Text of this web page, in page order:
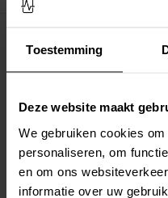
Toestemming
Deze website maakt
We gebruiken cookies
personaliseren, om
en om ons
informatie over uw
Altijd gratis verzending
Snelle levering met
Verstuurd vanuit ons
Veilig betalen met
30 dagen retourrecht